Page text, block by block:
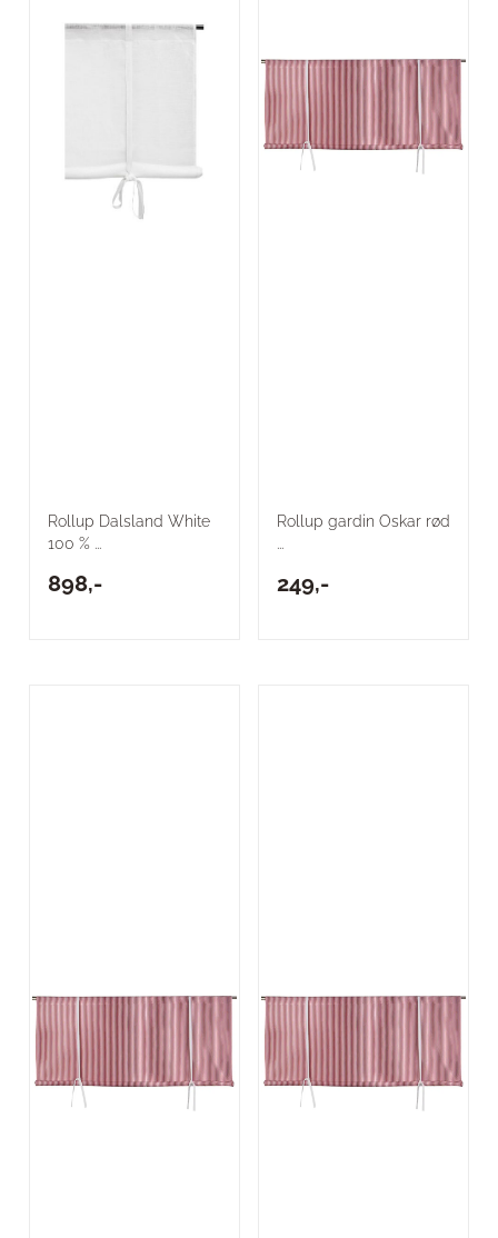
Rollup Dalsland White
100 % ...
898,-
Rollup gardin Oskar rød
249,-